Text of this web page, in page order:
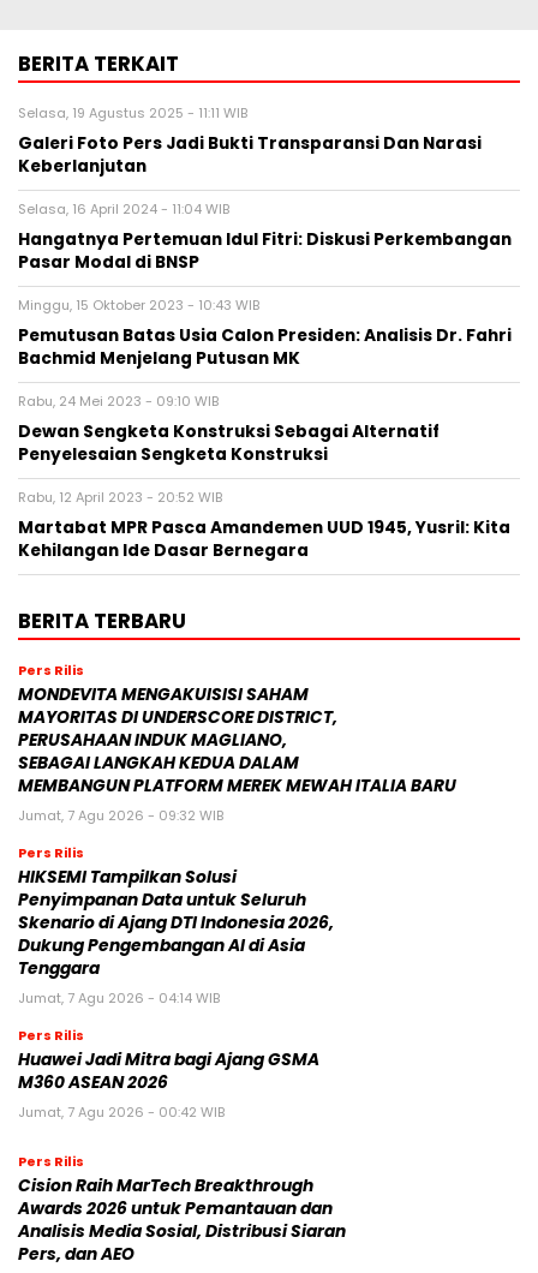
BERITA TERKAIT
Selasa, 19 Agustus 2025 - 11:11 WIB
Galeri Foto Pers Jadi Bukti Transparansi Dan Narasi
Keberlanjutan
Selasa, 16 April 2024 - 11:04 WIB
Hangatnya Pertemuan Idul Fitri: Diskusi Perkembangan
Pasar Modal di BNSP
Minggu, 15 Oktober 2023 - 10:43 WIB
Pemutusan Batas Usia Calon Presiden: Analisis Dr. Fahri
Bachmid Menjelang Putusan MK
Rabu, 24 Mei 2023 - 09:10 WIB
Dewan Sengketa Konstruksi Sebagai Alternatif
Penyelesaian Sengketa Konstruksi
Rabu, 12 April 2023 - 20:52 WIB
Martabat MPR Pasca Amandemen UUD 1945, Yusril: Kita
Kehilangan Ide Dasar Bernegara
BERITA TERBARU
Pers Rilis
MONDEVITA MENGAKUISISI SAHAM
MAYORITAS DI UNDERSCORE DISTRICT,
PERUSAHAAN INDUK MAGLIANO,
SEBAGAI LANGKAH KEDUA DALAM
MEMBANGUN PLATFORM MEREK MEWAH ITALIA BARU
Jumat, 7 Agu 2026 - 09:32 WIB
Pers Rilis
HIKSEMI Tampilkan Solusi
Penyimpanan Data untuk Seluruh
Skenario di Ajang DTI Indonesia 2026,
Dukung Pengembangan AI di Asia
Tenggara
Jumat, 7 Agu 2026 - 04:14 WIB
Pers Rilis
Huawei Jadi Mitra bagi Ajang GSMA
M360 ASEAN 2026
Jumat, 7 Agu 2026 - 00:42 WIB
Pers Rilis
Cision Raih MarTech Breakthrough
Awards 2026 untuk Pemantauan dan
Analisis Media Sosial, Distribusi Siaran
Pers, dan AEO